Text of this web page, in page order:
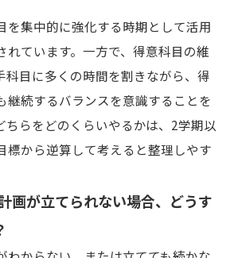
を集中的に強化する時期として活用
れています。一方で、得意科目の維
科目に多くの時間を割きながら、得
継続するバランスを意識することを
ちらをどのくらいやるかは、2学期以
標から逆算して考えると整理しやす
画が立てられない場合、どうす